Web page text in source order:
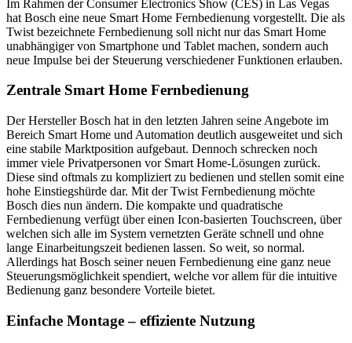
Im Rahmen der Consumer Electronics Show (CES) in Las Vegas
hat Bosch eine neue Smart Home Fernbedienung vorgestellt. Die als
Twist bezeichnete Fernbedienung soll nicht nur das Smart Home
unabhängiger von Smartphone und Tablet machen, sondern auch
neue Impulse bei der Steuerung verschiedener Funktionen erlauben.
Zentrale Smart Home Fernbedienung
Der Hersteller Bosch hat in den letzten Jahren seine Angebote im
Bereich Smart Home und Automation deutlich ausgeweitet und sich
eine stabile Marktposition aufgebaut. Dennoch schrecken noch
immer viele Privatpersonen vor Smart Home-Lösungen zurück.
Diese sind oftmals zu kompliziert zu bedienen und stellen somit eine
hohe Einstiegshürde dar. Mit der Twist Fernbedienung möchte
Bosch dies nun ändern. Die kompakte und quadratische
Fernbedienung verfügt über einen Icon-basierten Touchscreen, über
welchen sich alle im System vernetzten Geräte schnell und ohne
lange Einarbeitungszeit bedienen lassen. So weit, so normal.
Allerdings hat Bosch seiner neuen Fernbedienung eine ganz neue
Steuerungsmöglichkeit spendiert, welche vor allem für die intuitive
Bedienung ganz besondere Vorteile bietet.
Einfache Montage – effiziente Nutzung